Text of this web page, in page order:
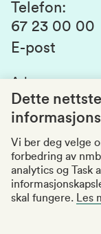
Studenttinget
Si fra om
Kvalitet i
Telefon:
67 23 00 00
E-post
Adresse:
Postboks 5003
1432 Ås
969159570
Dette
Vi ber deg velge
forbedring av
analytics og Task
skal fungere.